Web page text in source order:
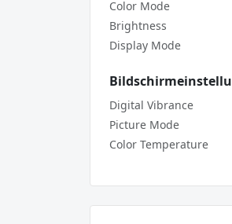
Color Mode
Brightness
Display Mode
Digital Vibrance
Picture Mode
Color Temperature